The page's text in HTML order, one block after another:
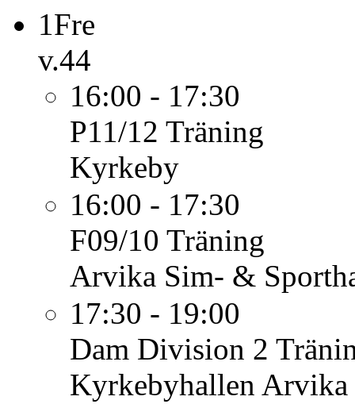
1Fre
v.44
16:00 - 17:30
P11/12 Träning
Kyrkeby
16:00 - 17:30
F09/10 Träning
Arvika Sim- &
17:30 - 19:00
Dam Division 2
Kyrkebyhallen Arvika